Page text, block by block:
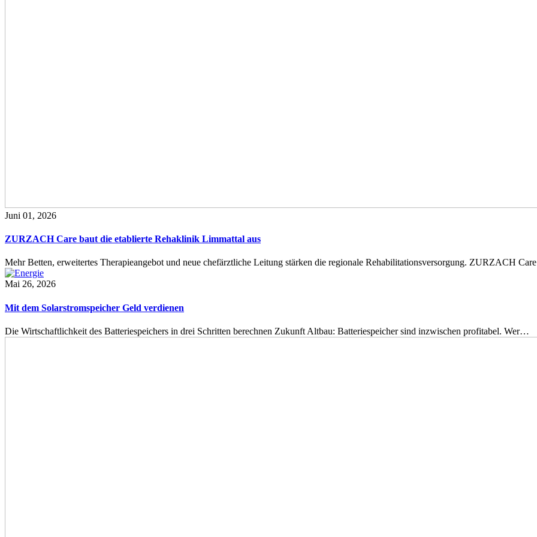
Juni 01, 2026
ZURZACH Care baut die etablierte Rehaklinik Limmattal aus
Mehr Betten, erweitertes Therapieangebot und neue chefärztliche Leitung stärken die regionale Rehabilitationsversorgung. ZURZACH
Mai 26, 2026
Mit dem Solarstromspeicher Geld verdienen
Die Wirtschaftlichkeit des Batteriespeichers in drei Schritten berechnen Zukunft Altbau: Batteriespeicher sind inzwischen profitabel. Wer…